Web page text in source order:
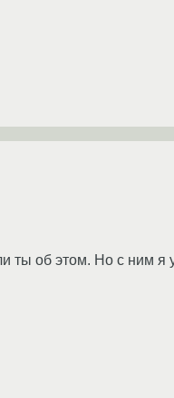
ты об этом. Но с ним я